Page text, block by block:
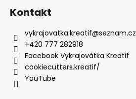
Kontakt
vykrajovatka.kreatif@seznam.cz
+420 777 282918
Facebook Vykrajovátka Kreatif
cookiecutters.kreatif/
YouTube